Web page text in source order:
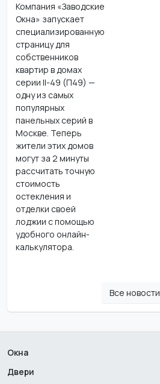
Компания «Заводские
Окна» запускает
специализированную
страницу для
собственников
квартир в домах
серии II-49 (П49) —
одну из самых
популярных
панельных серий в
Москве. Теперь
жители этих домов
могут за 2 минуты
рассчитать точную
стоимость
остекления и
отделки своей
лоджии с помощью
удобного онлайн-
калькулятора.
Все новости
Окна
Двери